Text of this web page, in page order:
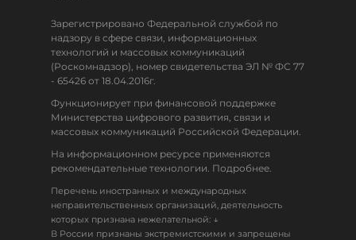
Зарегистрировано Федеральной службой по
надзору в сфере связи, информационных
технологий и массовых коммуникаций
(Роскомнадзор), номер свидетельства ЭЛ № ФС 77
- 65426 от 18.04.2016г.
Функционирует при финансовой поддержке
Министерства цифрового развития, связи и
массовых коммуникаций Российской Федерации.
На информационном ресурсе применяются
рекомендательные технологии. Подробнее.
Перечень иностранных и международных
неправительственных организаций, деятельность
которых признана нежелательной: ↓
В России признаны экстремистскими и запрещены